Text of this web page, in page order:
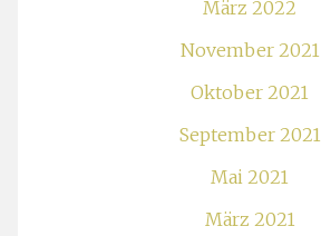
März 2022
November 2021
Oktober 2021
September 2021
Mai 2021
März 2021